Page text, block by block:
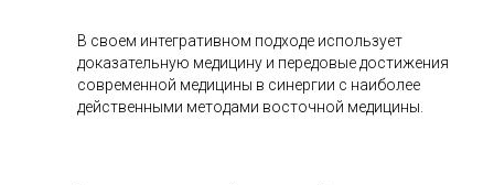
В своем интегративном подходе использует
доказательную медицину и передовые достижения
современной медицины в синергии с наиболее
действенными методами восточной медицины.